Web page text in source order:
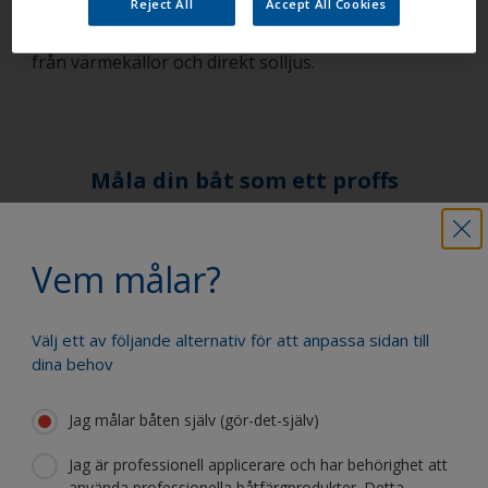
lösningsbaserad färg är inblandad. Färg ska alltid
från värmekällor och direkt solljus.
Vem målar?
Välj ett av följande alternativ för att anpassa sidan till
dina behov
Jag målar båten själv (gör-det-själv)
Jag är professionell applicerare och har behörighet att
Måla din båt som ett proffs
underhålla din båt
Reject All Accept All Cookies